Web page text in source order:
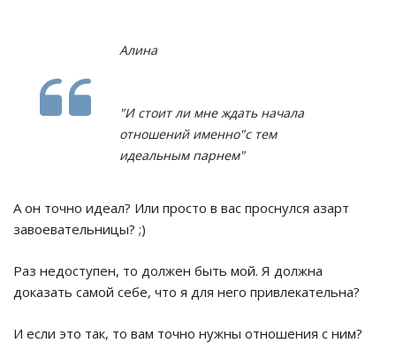
Алина
"И стоит ли мне ждать начала
отношений именно"с тем
идеальным парнем"
А он точно идеал? Или просто в вас проснулся азарт
завоевательницы? ;)
Раз недоступен, то должен быть мой. Я должна
доказать самой себе, что я для него привлекательна?
И если это так, то вам точно нужны отношения с ним?